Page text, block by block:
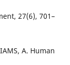
27(6), 701–
A. Human